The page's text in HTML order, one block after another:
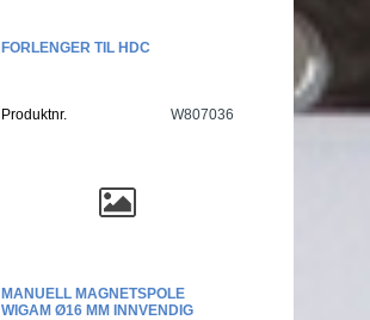
FORLENGER TIL HDC
Produktnr. W807036
MANUELL MAGNETSPOLE
WIGAM Ø16 MM INNVENDIG